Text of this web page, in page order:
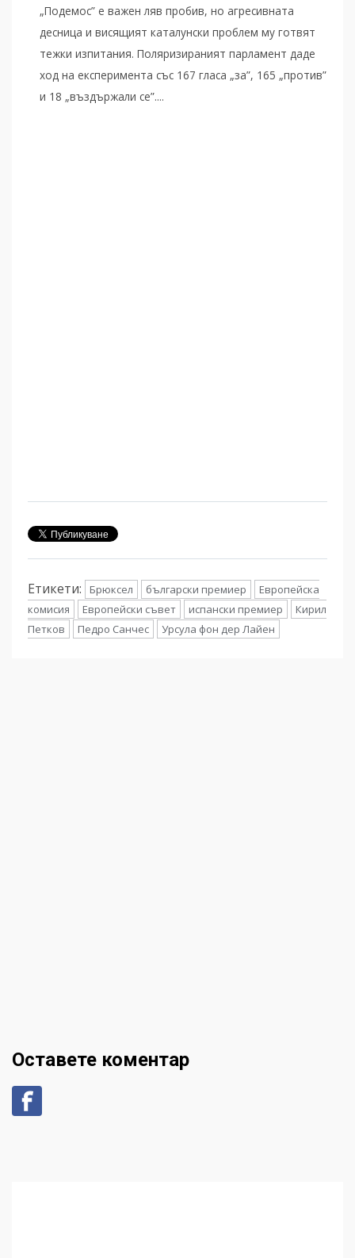
„Подемос” е важен ляв пробив, но агресивната
десница и висящият каталунски проблем му готвят
тежки изпитания. Поляризираният парламент даде
ход на експеримента със 167 гласа „за”, 165 „против”
и 18 „въздържали се”....
Етикети: Брюксел български премиер
Европейска
комисия
Европейски съвет испански премиер
Кирил
Петков
Педро Санчес Урсула фон дер Лайен
Оставете коментар